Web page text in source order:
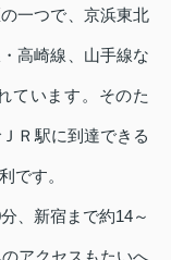
一つで、京浜東北
高崎線、山手線な
ています。そのた
Ｒ駅に到達できる
です。
、新宿まで約14～
アクセスもたいへ